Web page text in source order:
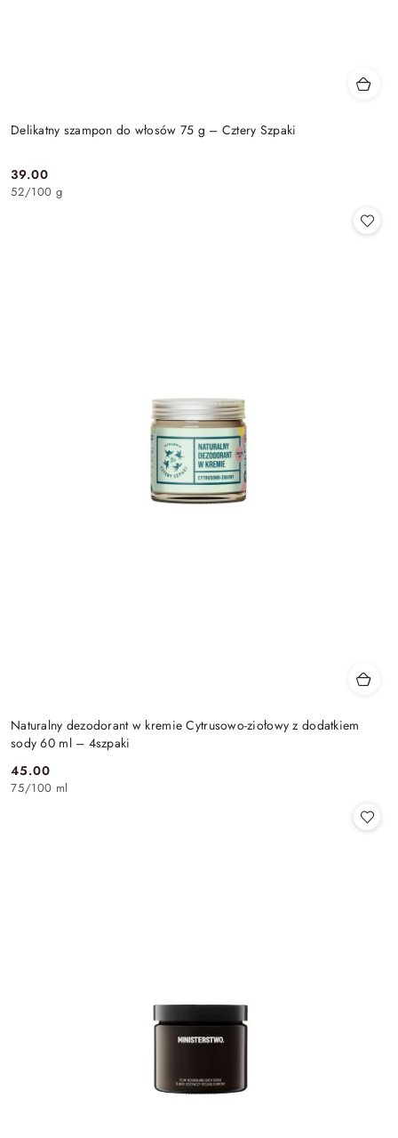
Delikatny szampon do włosów 75 g – Cztery Szpaki
Cena:
39.00
52/100 g
Naturalny dezodorant w kremie Cytrusowo-ziołowy z dodatkiem
sody 60 ml – 4szpaki
Cena:
45.00
75/100 ml